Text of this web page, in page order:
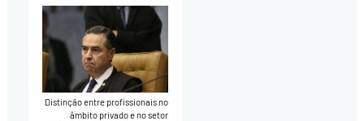
Distinção entre profissionais no
âmbito privado e no setor